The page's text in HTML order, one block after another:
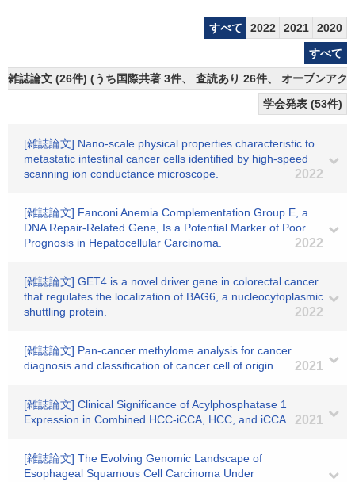
すべて 2022 2021
2020
すべて
雑誌論文 (26件) (うち国際共著 3件、 査読あり 26件、 オープンアク
学会発表 (53件)
[雑誌論文] Nano-scale physical properties characteristic to
metastatic intestinal cancer cells identified by high-speed
scanning ion conductance microscope.
2022
[雑誌論文] Fanconi Anemia Complementation Group E, a
DNA Repair-Related Gene, Is a Potential Marker of Poor
Prognosis in Hepatocellular Carcinoma.
2022
[雑誌論文] GET4 is a novel driver gene in colorectal cancer
that regulates the localization of BAG6, a nucleocytoplasmic
shuttling protein.
2022
[雑誌論文] Pan-cancer methylome analysis for cancer
diagnosis and classification of cancer cell of origin.
2021
[雑誌論文] Clinical Significance of Acylphosphatase 1
Expression in Combined HCC-iCCA, HCC, and iCCA.
2021
[雑誌論文] The Evolving Genomic Landscape of
Esophageal Squamous Cell Carcinoma Under